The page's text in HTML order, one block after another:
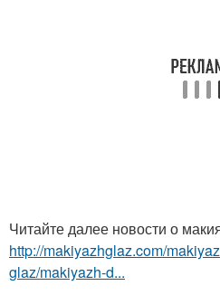
Читайте далее новости о
http://makiyazhglaz.com/
glaz/makiyazh-d...